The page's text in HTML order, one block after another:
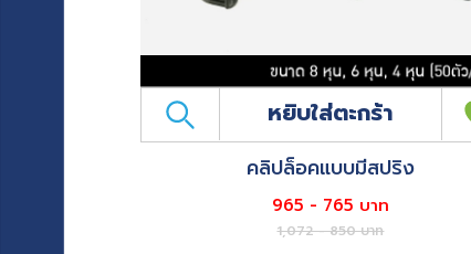
หยิบใส่ตะกร้า
คลิปล็อคแบบมีสปริง
965 - 765 บาท
1,072 - 850 บาท